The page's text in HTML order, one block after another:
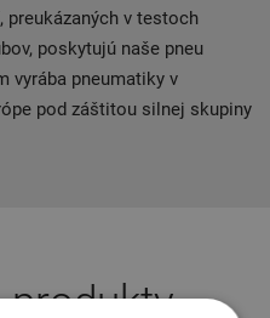
v testoch
poskytujú naše pneu
vyrába pneumatiky v
pod záštitou silnej skupiny
produkty